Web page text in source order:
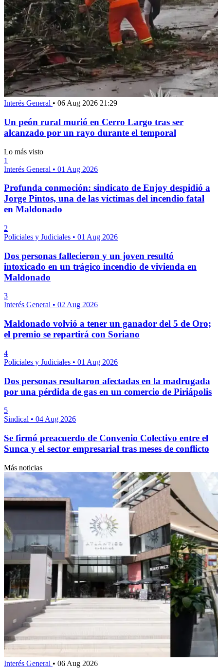
Interés General • 06 Aug 2026 21:29
Un peón rural murió en Cerro Largo tras ser
alcanzado por un rayo durante el temporal
Lo más visto
1
Interés General • 01 Aug 2026
Profunda conmoción: sindicato de Enjoy despidió a
Jorge Pintos, una de las víctimas del incendio fatal
en Maldonado
2
Policiales y Judiciales • 01 Aug 2026
Dos personas fallecieron y un joven resultó
intoxicado en un trágico incendio de vivienda en
Maldonado
3
Interés General • 02 Aug 2026
Maldonado volvió a tener un ganador del 5 de Oro;
el premio se repartirá con Soriano
4
Policiales y Judiciales • 01 Aug 2026
Dos personas resultaron afectadas en la madrugada
por una pérdida de gas en un comercio de Piriápolis
5
Sindical • 04 Aug 2026
Se firmó preacuerdo de Convenio Colectivo entre el
Sunca y el sector empresarial tras meses de conflicto
Más noticias
Interés General • 06 Aug 2026